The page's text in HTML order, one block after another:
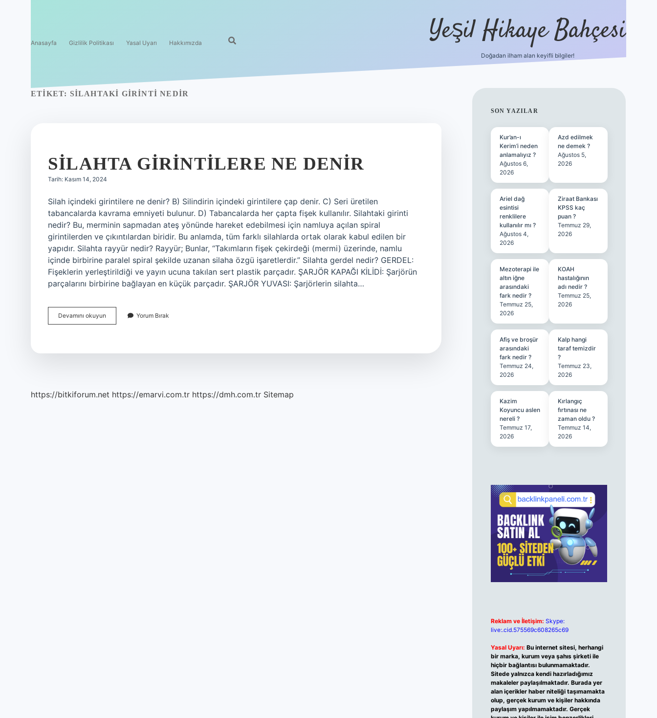
Anasayfa Gizlilik Politikası Yasal Uyarı Hakkımızda Yeşil Hikaye Bahçesi
Doğadan ilham alan keyifli bilgiler!
ETIKET: SILAHTAKI GIRINTI NEDIR
SILAHTA GIRINTILERE NE DENIR
Tarih: Kasım 14, 2024
Silah içindeki girintilere ne denir? B) Silindirin içindeki girintilere çap denir. C) Seri üretilen
tabancalarda kavrama emniyeti bulunur. D) Tabancalarda her çapta fişek kullanılır. Silahtaki girinti
nedir? Bu, merminin sapmadan ateş yönünde hareket edebilmesi için namluya açılan spiral
girintilerden ve çıkıntılardan biridir. Bu anlamda, tüm farklı silahlarda ortak olarak kabul edilen bir
yapıdır. Silahta rayyür nedir? Rayyür; Bunlar, “Takımların fişek çekirdeği (mermi) üzerinde, namlu
içinde birbirine paralel spiral şekilde uzanan silaha özgü işaretlerdir.” Silahta gerdel nedir? GERDEL:
Fişeklerin yerleştirildiği ve yayın ucuna takılan sert plastik parçadır. ŞARJÖR KAPAĞI KİLİDİ: Şarjörün
parçalarını birbirine bağlayan en küçük parçadır. ŞARJÖR YUVASI: Şarjörlerin silahta…
Devamını okuyun
Girintilere
Yorum Bırak
https://bitkiforum.net https://emarvi.com.tr https://dmh.com.tr Sitemap
SIDEBAR
SON YAZILAR
Kur’an-ı
Kerim’i neden
anlamalıyız ?
Ağustos 6,
2026
Azd edilmek
ne demek ?
Ağustos 5,
2026
Ariel dağ
esintisi
renklilere
kullanılır mı ?
Ağustos 4,
2026
Ziraat Bankası
KPSS kaç
puan ?
Temmuz 29,
2026
Mezoterapi ile
altın iğne
arasındaki
fark nedir ?
Temmuz 25,
2026
KOAH
hastalığının
adı nedir ?
Temmuz 25,
2026
Afiş ve broşür
arasındaki
fark nedir ?
Temmuz 24,
2026
Kalp hangi
taraf temizdir
?
Temmuz 23,
2026
Kazim
Koyuncu aslen
nereli ?
Temmuz 17,
2026
Kırlangıç
fırtınası ne
zaman oldu ?
Temmuz 14,
2026
Reklam ve İletişim: Skype:
live:.cid.575569c608265c69
Yasal Uyarı: Bu internet sitesi, herhangi
bir marka, kurum veya şahıs şirketi ile
hiçbir bağlantısı bulunmamaktadır.
Sitede yalnızca kendi hazırladığımız
makaleler paylaşılmaktadır. Burada yer
alan içerikler haber niteliği taşımamakta
olup, gerçek kurum ve kişiler hakkında
paylaşım yapılmamaktadır. Gerçek
ilbet güncel giriş adresi